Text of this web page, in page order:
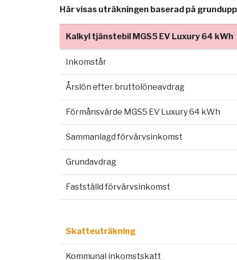
Här visas uträkningen baserad på
Kalkyl tjänstebil MGS5 EV Luxury 64 kWh
Inkomstår
Årslön efter bruttolöneavdrag
Förmånsvärde MGS5 EV Luxury 64 kWh
Sammanlagd förvärvsinkomst
Grundavdrag
Fastställd förvärvsinkomst
Skatteuträkning
Kommunal inkomstskatt